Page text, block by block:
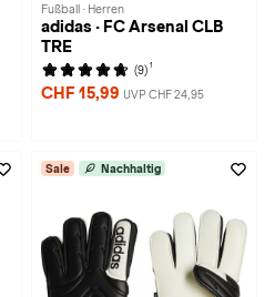
Fußball · Herren
adidas · FC Arsenal CLB
TRE
(9) 1
CHF 15,99 UVP CHF 24,95
Sale Nachhaltig